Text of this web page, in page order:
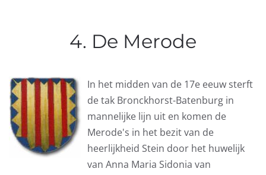
4. De Merode
In het midden van de 17e eeuw sterft
de tak Bronckhorst-Batenburg in
mannelijke lijn uit en komen de
Merode's in het bezit van de
heerlijkheid Stein door het huwelijk
van Anna Maria Sidonia van